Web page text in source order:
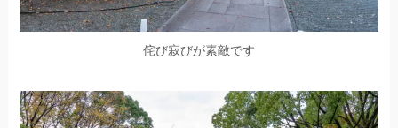
侘び寂びが素敵です